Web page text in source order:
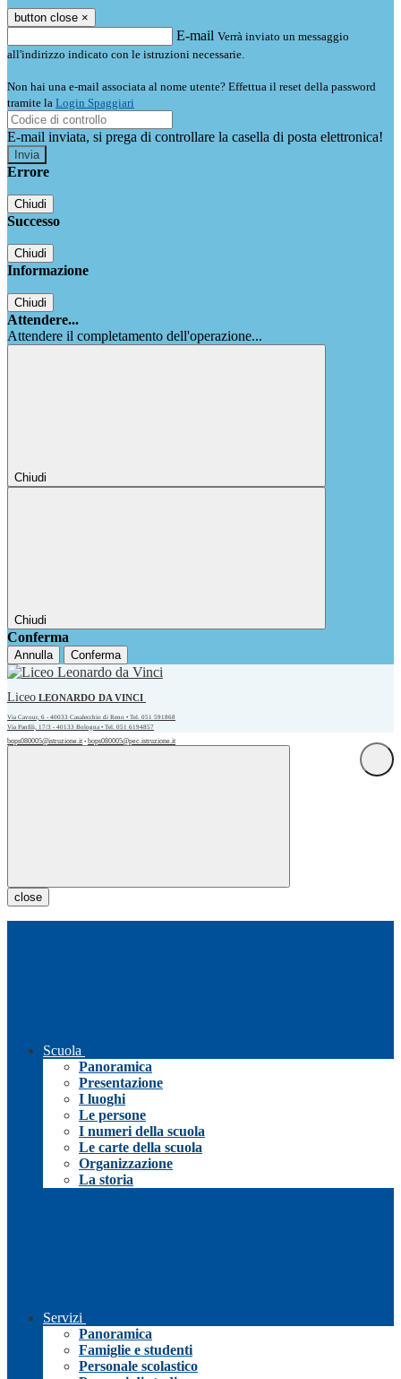
button close ×
E-mail Verrà inviato un messaggio
all'indirizzo indicato con le istruzioni necessarie.
Non hai una e-mail associata al nome utente? Effettua il reset della password
tramite la Login Spaggiari
E-mail inviata, si prega di controllare la casella di posta elettronica!
Errore
Chiudi
Successo
Chiudi
Informazione
Chiudi
Attendere...
Attendere il completamento dell'operazione...
Chiudi
Chiudi
Conferma
Annulla Conferma
Liceo LEONARDO DA VINCI
Via Cavour, 6 - 40033 Casalecchio di Reno • Tel. 051 591868
Via Panfili, 17/3 - 40133 Bologna • Tel. 051 6194857
bops080005@istruzione.it • bops080005@pec.istruzione.it
close
Scuola
Panoramica
Presentazione
I luoghi
Le persone
I numeri della scuola
Le carte della scuola
Organizzazione
La storia
Servizi
Panoramica
Famiglie e studenti
Personale scolastico